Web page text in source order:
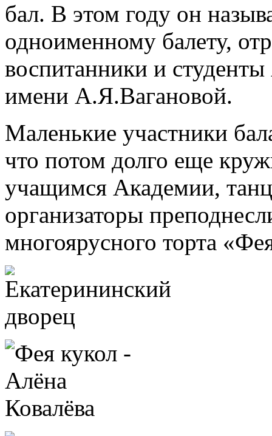
бал. В этом году он
одноименному балету,
воспитанники и
имени А.Я.Вагановой.
Маленькие участники
что потом долго еще
учащимся Академии,
организаторы
многоярусного торта